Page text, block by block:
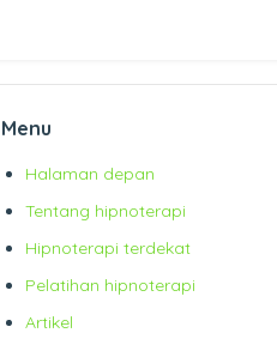
Menu
Halaman depan
Tentang hipnoterapi
Hipnoterapi terdekat
Pelatihan hipnoterapi
Artikel